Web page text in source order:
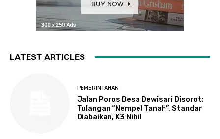
LATEST ARTICLES
PEMERINTAHAN
Jalan Poros Desa Dewisari Disorot:
Tulangan “Nempel Tanah”, Standar
Diabaikan, K3 Nihil